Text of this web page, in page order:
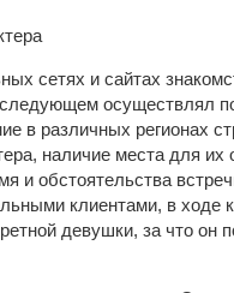
сетях и сайтах
осуществлял
в различных регионах
наличие места для их
и обстоятельства
клиентами, в ходе
девушки, за что он